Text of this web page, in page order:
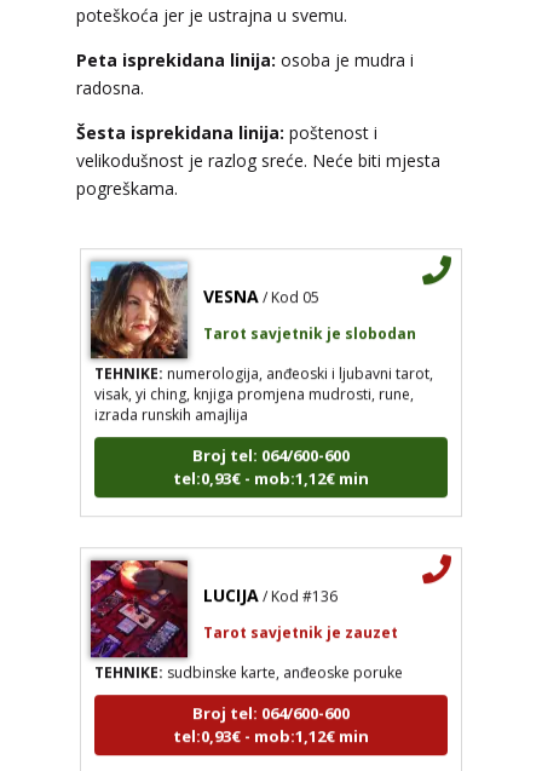
poteškoća jer je ustrajna u svemu.
Peta isprekidana linija: osoba je mudra i
radosna.
Šesta isprekidana linija: poštenost i
velikodušnost je razlog sreće. Neće biti mjesta
pogreškama.
TEHNIKE:astrologija, tarot, numerološki tarot,
tumačenje snova, rune, kristali, reiki, terapija
bojama, anđeoske karte, iscjeljivanje anđeoskim
Broj tel: 064/600-600
tel:0,93€ - mob:1,12€ min
VESNA / Kod 05
Tarot savjetnik je slobodan
TEHNIKE:numerologija, anđeoski i ljubavni tarot,
visak, yi ching, knjiga promjena mudrosti, rune,
izrada runskih amajlija
Broj tel: 064/600-600
tel:0,93€ - mob:1,12€ min
LUCIJA / Kod #136
Tarot savjetnik je zauzet
TEHNIKE:sudbinske karte, anđeoske poruke
Broj tel: 064/600-600
tel:0,93€ - mob:1,12€ min